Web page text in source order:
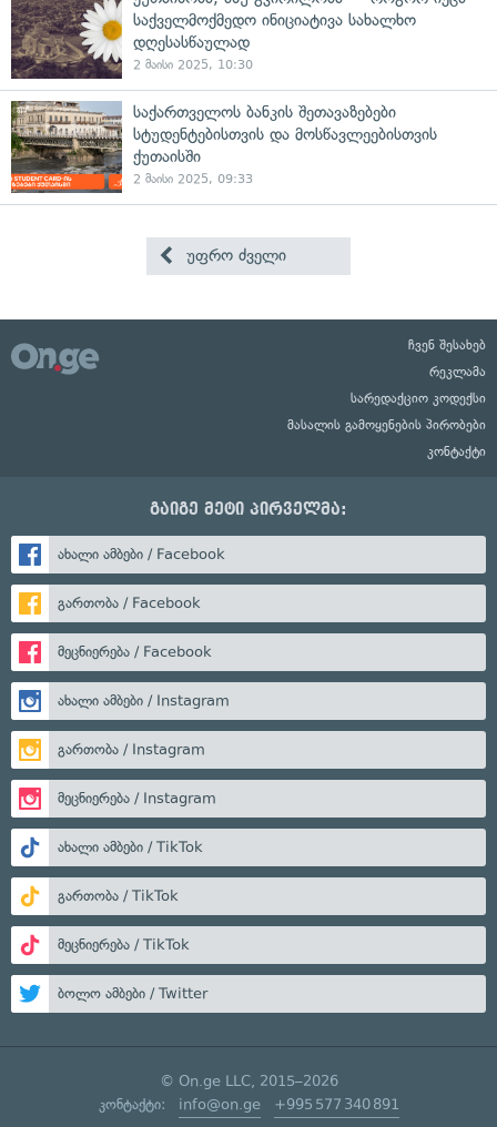
საქველმოქმედო ინიციატივა სახალხო
დღესასწაულად
2 მაისი 2025, 10:30
საქართველოს ბანკის შეთავაზებები
სტუდენტებისთვის და მოსწავლეებისთვის
ქუთაისში
2 მაისი 2025, 09:33
უფრო ძველი
ჩვენ შესახებ
რეკლამა
სარედაქციო კოდექსი
მასალის გამოყენების პირობები
კონტაქტი
გაიგე მეტი პირველმა:
ახალი ამბები / Facebook
გართობა / Facebook
მეცნიერება / Facebook
ახალი ამბები / Instagram
გართობა / Instagram
მეცნიერება / Instagram
ახალი ამბები / TikTok
გართობა / TikTok
მეცნიერება / TikTok
ბოლო ამბები / Twitter
© On.ge LLC, 2015–2026
კონტაქტი: info@on.ge +995 577 340 891